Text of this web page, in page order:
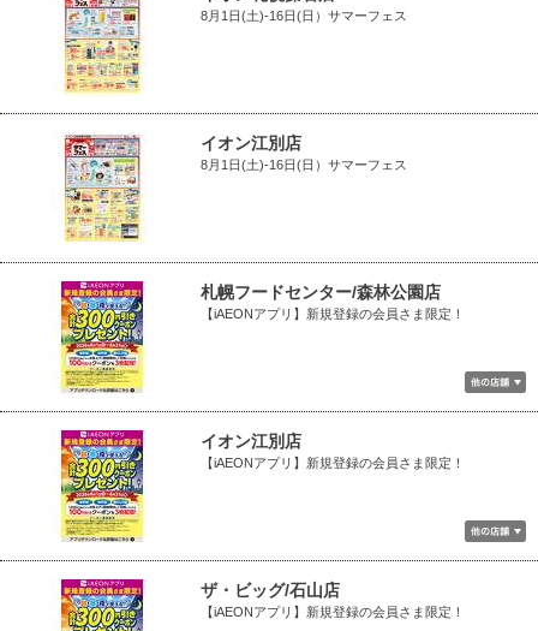
8月1日(土)-16日(日）サマーフェス
イオン江別店
8月1日(土)-16日(日）サマーフェス
札幌フードセンター/森林公園店
【iAEONアプリ】新規登録の会員さま限定！
イオン江別店
【iAEONアプリ】新規登録の会員さま限定！
ザ・ビッグ/石山店
【iAEONアプリ】新規登録の会員さま限定！